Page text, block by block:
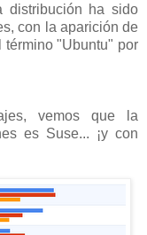
distribución ha sido
con la aparición de
término "Ubuntu" por
vemos que la
es Suse... ¡y con